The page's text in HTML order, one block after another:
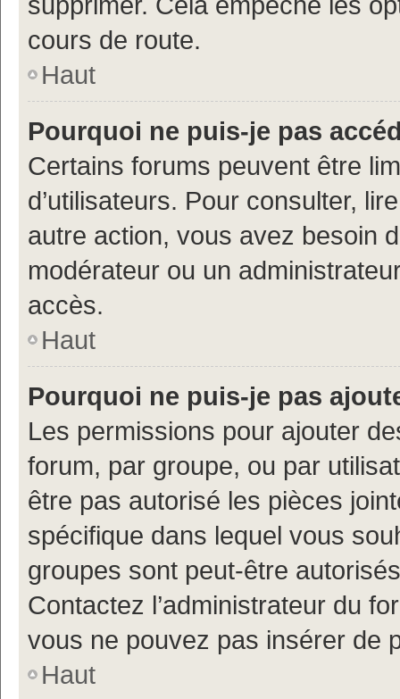
cours de route.
Haut
Pourquoi ne puis-je pas
Certains forums peuvent être
d’utilisateurs. Pour consulter,
autre action, vous avez besoin
modérateur ou un
accès.
Haut
Pourquoi ne puis-je pas
Les permissions pour ajouter
forum, par groupe, ou par
être pas autorisé les pièces
spécifique dans lequel vous
groupes sont peut-être
Contactez l’administrateur du
vous ne pouvez pas insérer de
Haut